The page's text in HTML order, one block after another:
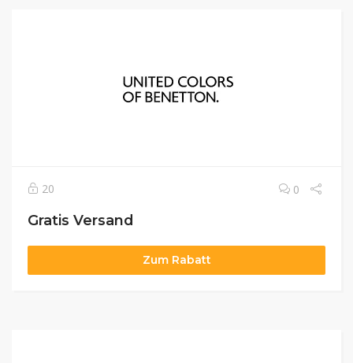
20 0
Gratis Versand
Zum Rabatt